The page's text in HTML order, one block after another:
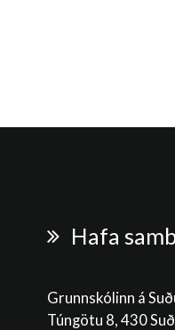
Hafa
Grunnskólinn á
Túngötu 8, 430